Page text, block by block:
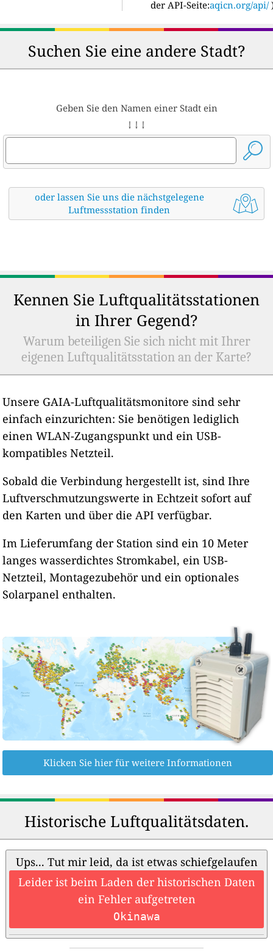
der API-Seite:aqicn.org/api/
Suchen Sie eine andere Stadt?
Geben Sie den Namen einer Stadt ein
↓ ↓ ↓
oder lassen Sie uns die nächstgelegene
Luftmessstation finden
Kennen Sie Luftqualitätsstationen
in Ihrer Gegend?
Warum beteiligen Sie sich nicht mit Ihrer
eigenen Luftqualitätsstation an der Karte?
Unsere GAIA-Luftqualitätsmonitore sind sehr
einfach einzurichten: Sie benötigen lediglich
einen WLAN-Zugangspunkt und ein USB-
kompatibles Netzteil.
Sobald die Verbindung hergestellt ist, sind Ihre
Luftverschmutzungswerte in Echtzeit sofort auf
den Karten und über die API verfügbar.
Im Lieferumfang der Station sind ein 10 Meter
langes wasserdichtes Stromkabel, ein USB-
Netzteil, Montagezubehör und ein optionales
Solarpanel enthalten.
Klicken Sie hier für weitere Informationen
Historische Luftqualitätsdaten.
Ups... Tut mir leid, da ist etwas schiefgelaufen
Leider ist beim Laden der historischen Daten
ein Fehler aufgetreten
Okinawa